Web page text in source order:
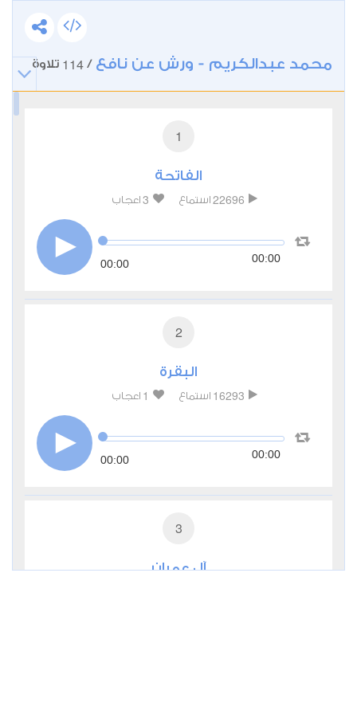
محمد عبدالكريم - ورش عن نافع /
114 تلاوة
1
الفاتحة
22696 استماع 3 اعجاب
00:00 00:00
2
البقرة
16293 استماع 1 اعجاب
00:00 00:00
3
آل عمران